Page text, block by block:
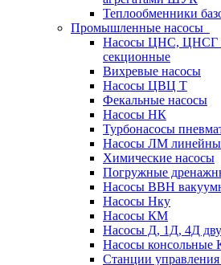
Теплообменники
Промышленные насосы
Насосы ЦНС, ЦНСГ
секционные
Вихревые насосы
Насосы ЦВЦ Т
Фекальные насосы
Насосы НК
Турбонасосы
Насосы ЛМ
Химические насосы
Погружные
Насосы ВВН
Насосы Нку
Насосы КМ
Насосы Д, 1Д, 4Д
Насосы консольные
Станции